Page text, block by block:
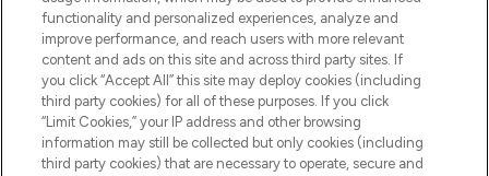
Do Not Sell or Share My Personal
Information
HELP & INFORMATIE
BEDRIJFSINFORMATIE
functionality and personalized experiences, analyze and
improve performance, and reach users with more relevant
content and ads on this site and across third party sites. If
you click “Accept All” this site may deploy cookies (including
third party cookies) for all of these purposes. If you click
“Limit Cookies,” your IP address and other browsing
information may still be collected but only cookies (including
third party cookies) that are necessary to operate, secure and